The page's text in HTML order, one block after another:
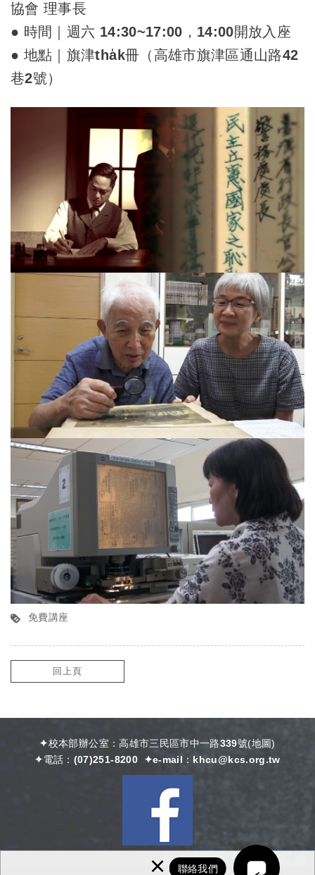
×
協會 理事長
● 時間｜週六 14:30~17:00，14:00開放入座
● 地點｜旗津tha̍k冊（高雄市旗津區通山路42
巷2號）
免費講座
回上頁
✦校本部辦公室：高雄市三民區市中一路339號(地圖)
✦電話： (07)251-8200✦e-mail： khcu@kcs.org.tw
聯絡我們